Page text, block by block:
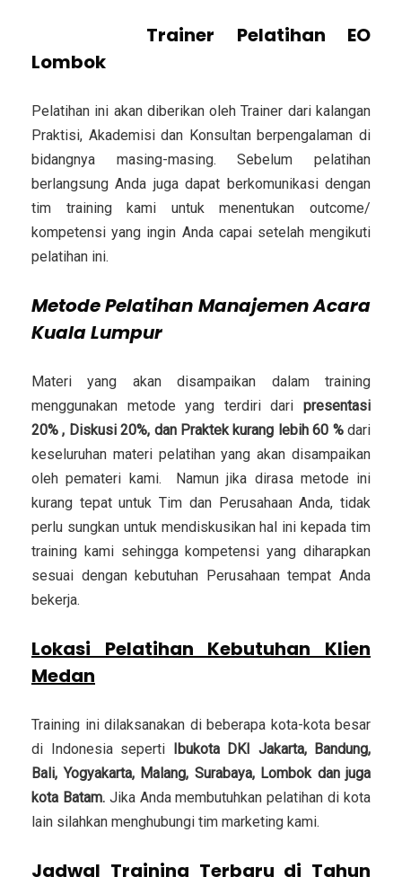
Trainer Pelatihan EO
Lombok
Pelatihan ini akan diberikan oleh Trainer dari kalangan
Praktisi, Akademisi dan Konsultan berpengalaman di
bidangnya masing-masing. Sebelum pelatihan
berlangsung Anda juga dapat berkomunikasi dengan
tim training kami untuk menentukan outcome/
kompetensi yang ingin Anda capai setelah mengikuti
pelatihan ini.
MetodePelatihan Manajemen Acara
Kuala Lumpur
Materi yang akan disampaikan dalam training
menggunakan metode yang terdiri dari presentasi
20% , Diskusi 20%, dan Praktek kurang lebih 60 %dari
keseluruhan materi pelatihan yang akan disampaikan
oleh pemateri kami. Namun jika dirasa metode ini
kurang tepat untuk Tim dan Perusahaan Anda, tidak
perlu sungkan untuk mendiskusikan hal ini kepada tim
training kami sehingga kompetensi yang diharapkan
sesuai dengan kebutuhan Perusahaan tempat Anda
bekerja.
Lokasi Pelatihan Kebutuhan Klien
Medan
Training ini dilaksanakan di beberapa kota-kota besar
di Indonesia seperti Ibukota DKI Jakarta, Bandung,
Bali, Yogyakarta, Malang, Surabaya, Lombok dan juga
kota Batam.Jika Anda membutuhkan pelatihan di kota
lain silahkan menghubungi tim marketing kami.
Jadwal Training Terbaru di Tahun